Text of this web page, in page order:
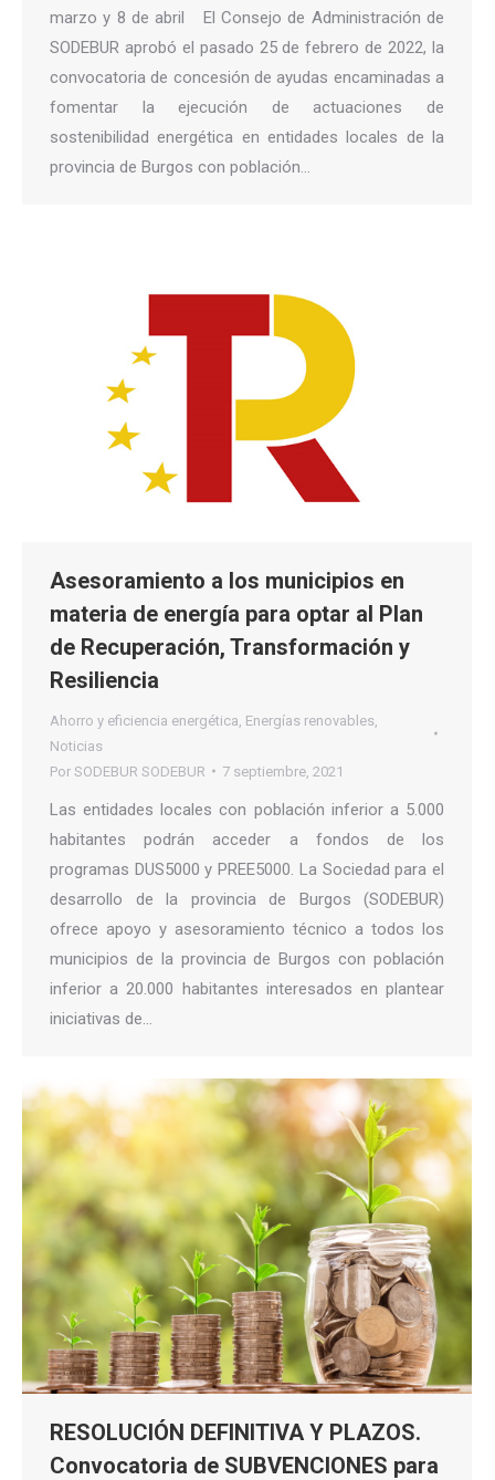
marzo y 8 de abril El Consejo de Administración de
SODEBUR aprobó el pasado 25 de febrero de 2022, la
convocatoria de concesión de ayudas encaminadas a
fomentar la ejecución de actuaciones de
sostenibilidad energética en entidades locales de la
provincia de Burgos con población…
Asesoramiento a los municipios en
materia de energía para optar al Plan
de Recuperación, Transformación y
Resiliencia
Ahorro y eficiencia energética Energías renovables
Noticias
Por SODEBUR SODEBUR 7 septiembre, 2021
Las entidades locales con población inferior a 5.000
habitantes podrán acceder a fondos de los
programas DUS5000 y PREE5000. La Sociedad para el
desarrollo de la provincia de Burgos (SODEBUR)
ofrece apoyo y asesoramiento técnico a todos los
municipios de la provincia de Burgos con población
inferior a 20.000 habitantes interesados en plantear
iniciativas de…
RESOLUCIÓN DEFINITIVA Y PLAZOS.
Convocatoria de SUBVENCIONES para